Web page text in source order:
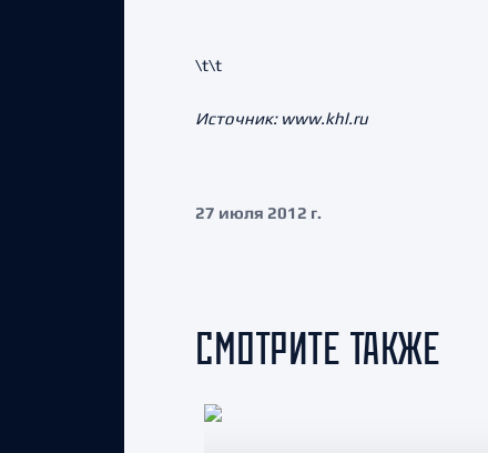
\t\t
Источник: www.khl.ru
27 июля 2012 г.
СМОТРИТЕ ТАКЖЕ